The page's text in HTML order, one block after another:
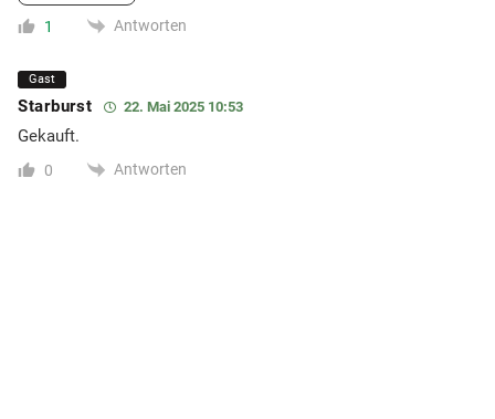
1 Antworten
Gast
Starburst 22. Mai 2025 10:53
Gekauft.
0 Antworten